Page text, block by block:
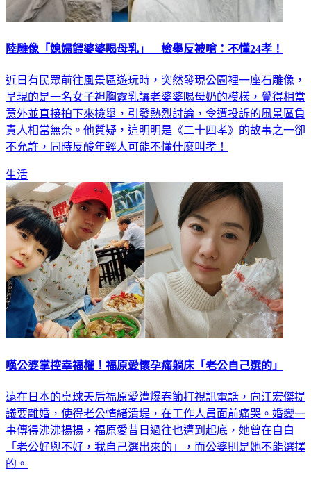
陸雕像「媳婦餵婆婆喝母乳」 檢舉反被嗆：不懂24孝！
近日有民眾前往風景區遊玩時，突然發現公園裡一座石雕像，
呈現的是一名女子袒胸露乳讓老婆婆喝母奶的模樣，覺得相當
意外並直接拍下來檢舉，引發熱烈討論，令遭投訴的風景區負
責人相當無奈。他質疑，這明明是《二十四孝》的故事之一卻
不允許，同時反酸年輕人可能不懂什麼叫孝！
生活
嘆公婆掌控幸福權！福原愛懷孕痛躺床「老公自己選的」
遠在日本的桌球天后福原愛遭爆春節打視訊電話，向江宏傑提
議要離婚，使得老公情緒潰堤，在工作人員面前痛哭。婚變一
事傳得沸沸揚揚，福原愛昔日過往也遭到起底，她曾在自白
「老公好與不好，我自己選出來的」，而公婆則是她不能選擇
的。